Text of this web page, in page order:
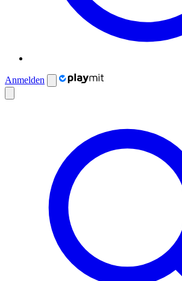
Anmelden